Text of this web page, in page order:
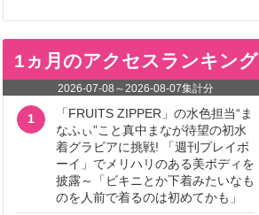
1ヵ月のアクセスランキング
2026-07-08 ～2026-08-07集計分
1
「FRUITS ZIPPER」の水色担当“ま
なふぃ”こと真中まなが待望の初水
着グラビアに挑戦! 「週刊プレイボ
ーイ」でメリハリのある美ボディを
披露～「ビキニとか下着みたいなも
のを人前で着るのは初めてかも」